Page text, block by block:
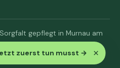
zuerst tun musst → ×
gepflegt in Murnau am